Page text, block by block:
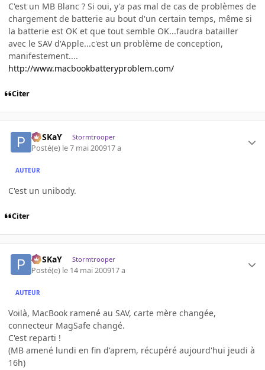
C'est un MB Blanc ? Si oui, y'a pas mal de cas de problèmes de
chargement de batterie au bout d'un certain temps, même si
la batterie est OK et que tout semble OK...faudra batailler
avec le SAV d'Apple...c'est un problème de conception,
manifestement....
http://www.macbookbatteryproblem.com/
Citer
PoSKaY Stormtrooper
Posté(e) le 7 mai 200917 a
AUTEUR
C'est un unibody.
Citer
PoSKaY Stormtrooper
Posté(e) le 14 mai 200917 a
AUTEUR
Voilà, MacBook ramené au SAV, carte mère changée,
connecteur MagSafe changé.
C'est reparti !
(MB amené lundi en fin d'aprem, récupéré aujourd'hui jeudi à
16h)